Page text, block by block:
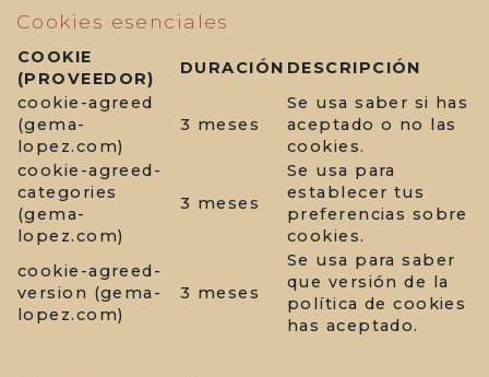
Cookies esenciales
COOKIE
(PROVEEDOR)
DURACIÓN DESCRIPCIÓN
cookie-agreed
(gema-
lopez.com)
3 meses
Se usa saber si has
aceptado o no las
cookies.
cookie-agreed-
categories
(gema-
lopez.com)
3 meses
Se usa para
establecer tus
preferencias sobre
cookies.
cookie-agreed-
version (gema-
lopez.com)
3 meses
Se usa para saber
que versión de la
política de cookies
has aceptado.